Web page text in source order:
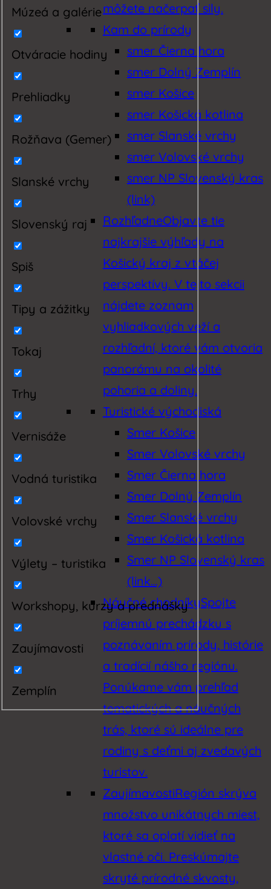
Múzeá a galérie
Otváracie hodiny
Prehliadky
Rožňava (Gemer)
Slanské vrchy
Slovenský raj
Spiš
Tipy a zážitky
Tokaj
Trhy
Vernisáže
Vodná turistika
Volovské vrchy
Výlety – turistika
Workshopy, kurzy a prednášky
Zaujímavosti
Zemplín
môžete načerpať sily.
Kam do prírody
smer Čierna hora
smer Dolný Zemplín
smer Košice
smer Košická kotlina
smer Slanské vrchy
smer Volovské vrchy
smer NP Slovenský kras
(link)
RozhľadneObjavte tie
najkrajšie výhľady na
Košický kraj z vtáčej
perspektívy. V tejto sekcii
nájdete zoznam
vyhliadkových veží a
rozhľadní, ktoré vám otvoria
panorámu na okolité
pohoria a doliny.
Turistické východiská
Smer Košice
Smer Volovské vrchy
Smer Čierna hora
Smer Dolný Zemplín
Smer Slanské vrchy
Smer Košická kotlina
Smer NP Slovenský kras
(link…)
Náučné chodníkySpojte
príjemnú prechádzku s
poznávaním prírody, histórie
a tradícií nášho regiónu.
Ponúkame vám prehľad
tematických a náučných
trás, ktoré sú ideálne pre
rodiny s deťmi aj zvedavých
turistov.
ZaujímavostiRegión skrýva
množstvo unikátnych miest,
ktoré sa oplatí vidieť na
vlastné oči. Preskúmajte
skryté prírodné skvosty,